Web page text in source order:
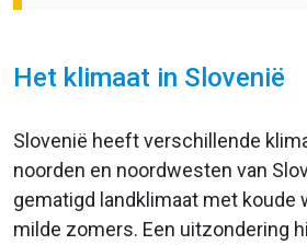
Het klimaat in Slovenië
Slovenië heeft verschillende
noorden en noordwesten van
gematigd landklimaat met koude
milde zomers. Een uitzondering